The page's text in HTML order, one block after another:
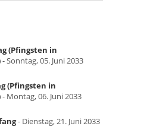
(Pfingsten in
- Sonntag, 05. Juni 2033
(Pfingsten in
- Montag, 06. Juni 2033
- Dienstag, 21. Juni 2033